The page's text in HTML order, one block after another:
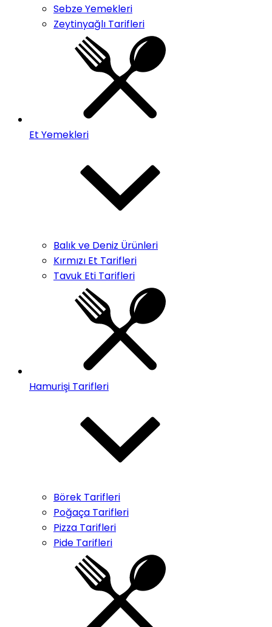
Sebze Yemekleri
Zeytinyağlı Tarifleri
Et Yemekleri
Balık ve Deniz Ürünleri
Kırmızı Et Tarifleri
Tavuk Eti Tarifleri
Hamurişi Tarifleri
Börek Tarifleri
Poğaça Tarifleri
Pizza Tarifleri
Pide Tarifleri